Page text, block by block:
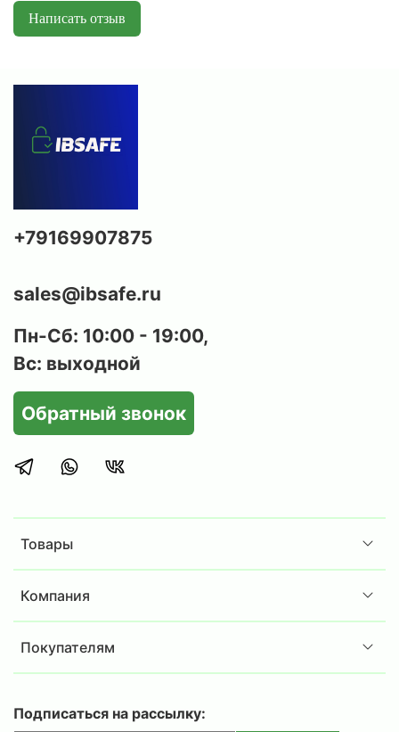
Написать отзыв
Товары
Компания
Покупателям
+79169907875
sales@ibsafe.ru
Пн-Сб: 10:00 - 19:00,
Вс: выходной
Обратный звонок
Подписаться на рассылку: